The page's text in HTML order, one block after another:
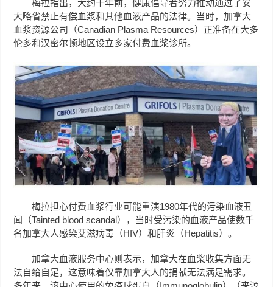
梅拉指出，大约十年前，健康倡导者努力推动通过了安
大略省禁止有偿血浆和其他血液产品的法律。当时，加拿大
血浆资源公司（Canadian Plasma Resources）正准备在大多
伦多和汉密尔顿地区设立多家付费血浆诊所。
梅拉担心付费血浆行业可能重演1980年代的污染血液丑
闻（Tainted blood scandal），当时受污染的血液产品使数千
名加拿大人感染艾滋病毒（HIV）和肝炎（Hepatitis）。
加拿大血液服务中心则表示，加拿大在血浆收集方面无
法自给自足，这意味着仅靠加拿大人的捐献无法满足需求。